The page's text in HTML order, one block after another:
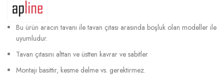
Bu ürün aracın tavanı ile tavan çıtası arasında boşluk olan modeller ile
uyumludur.
Tavan çıtasını alttan ve üstten kavrar ve sabitler
Montajı basittir, kesme delme vs. gerektirmez.